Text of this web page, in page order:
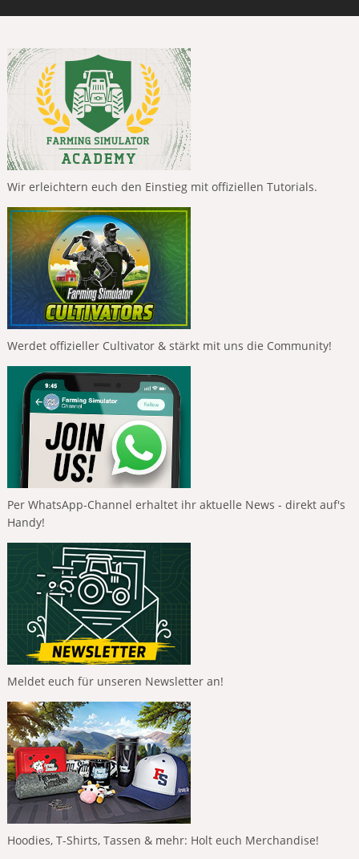
Wir erleichtern euch den Einstieg mit offiziellen Tutorials.
Werdet offizieller Cultivator & stärkt mit uns die Community!
Per WhatsApp-Channel erhaltet ihr aktuelle News - direkt auf's
Handy!
Meldet euch für unseren Newsletter an!
Hoodies, T-Shirts, Tassen & mehr: Holt euch Merchandise!